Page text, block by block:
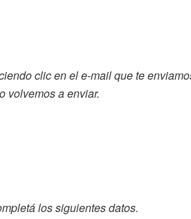
clic en el e-mail que te
volvemos a enviar.
los siguientes datos.